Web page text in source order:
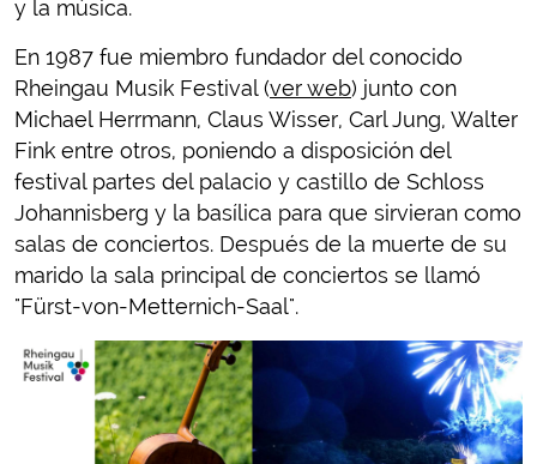
y la música.
En 1987 fue miembro fundador del conocido
Rheingau Musik Festival (ver web) junto con
Michael Herrmann, Claus Wisser, Carl Jung, Walter
Fink entre otros, poniendo a disposición del
festival partes del palacio y castillo de Schloss
Johannisberg y la basílica para que sirvieran como
salas de conciertos. Después de la muerte de su
marido la sala principal de conciertos se llamó
"Fürst-von-Metternich-Saal".